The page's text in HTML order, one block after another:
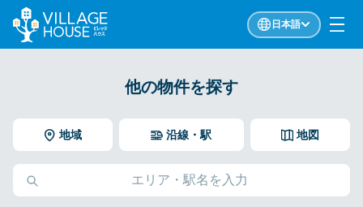
日本語
他の物件を探す
地域 地図
沿線・駅